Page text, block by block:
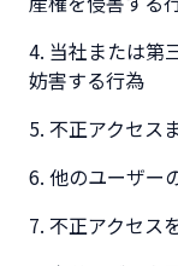
当社または第
妨害する行為
不正アクセス
他のユーザー
不正アクセス